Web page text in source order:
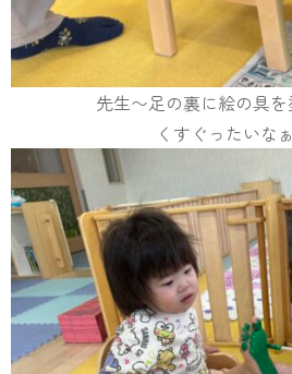
先生〜足の裏に絵の具を
くすぐったいな